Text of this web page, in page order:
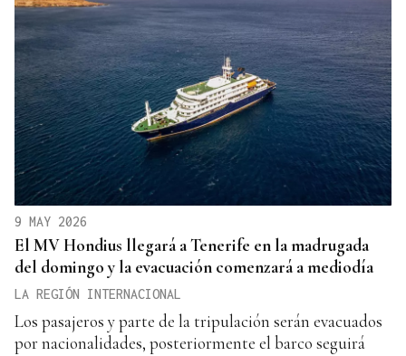
9 MAY 2026
El MV Hondius llegará a Tenerife en la madrugada
del domingo y la evacuación comenzará a mediodía
LA REGIÓN INTERNACIONAL
Los pasajeros y parte de la tripulación serán evacuados
por nacionalidades, posteriormente el barco seguirá